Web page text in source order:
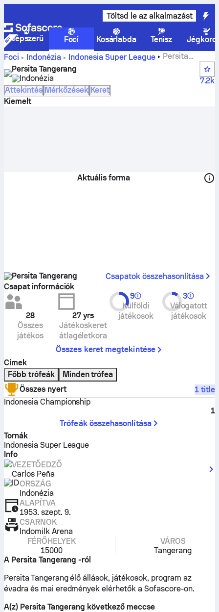
Töltsd le az alkalmazást
Népszerű Foci Kosárlabda Tenisz
Foci
Indonézia Indonesia Super League
Persita
Tangerang állások, mérkőzések, helyezések és játékosok
statisztikái
Persita Tangerang
Indonézia
7.2k
Áttekintés Mérkőzések Keret
Kiemelt
Aktuális forma
Persita Tangerang
Csapatok összehasonlítása
Csapat információk
28
Összes
játékos
27 yrs
Játékoskeret
átlagéletkora
9
Külföldi
játékosok
3
Válogatott
játékosok
Összes keret megtekintése
Címek
Főbb trófeák
Minden trófea
Összes nyert
1 title
Indonesia Championship
1
Trófeák összehasonlítása
Tornák
Indonesia Super League
Info
VEZETŐEDZŐ
Carlos Peña
ORSZÁG
Indonézia
ALAPÍTVA
1953. szept. 9.
CSARNOK
Indomilk Arena
FÉRŐHELYEK
15000
VÁROS
Tangerang
A Persita Tangerang -ról
Persita Tangerang élő állások, játékosok, program az
évadra és mai eredmények elérhetők a Sofascore-on.
A(z) Persita Tangerang következő meccse